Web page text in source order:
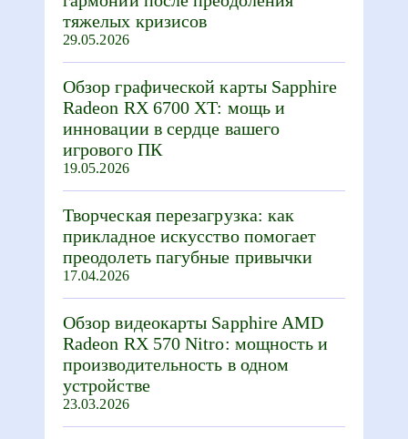
тяжелых кризисов
29.05.2026
Обзор графической карты Sapphire
Radeon RX 6700 XT: мощь и
инновации в сердце вашего
игрового ПК
19.05.2026
Творческая перезагрузка: как
прикладное искусство помогает
преодолеть пагубные привычки
17.04.2026
Обзор видеокарты Sapphire AMD
Radeon RX 570 Nitro: мощность и
производительность в одном
устройстве
23.03.2026